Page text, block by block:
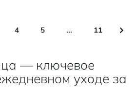
page
Страница
4 Страница
5 ... Страница
11
— ключевое
уходе за